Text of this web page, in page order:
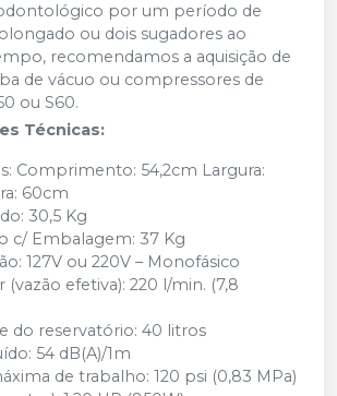
por um período de
ou dois sugadores ao
recomendamos a aquisição de
de vácuo ou compressores de
ou S60.
Técnicas:
Comprimento: 54,2cm Largura:
60cm
30,5 Kg
c/ Embalagem: 37 Kg
127V ou 220V – Monofásico
(vazão efetiva): 220 l/min. (7,8
do reservatório: 40 litros
54 dB(A)/1m
de trabalho: 120 psi (0,83 MPa)